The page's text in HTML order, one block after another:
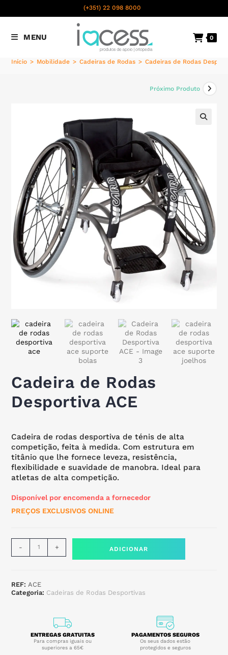
(+351) 22 098 8000
nacional
MENU 0
Início > Mobilidade > Cadeiras de Rodas > Cadeiras de Rodas
Próximo Produto
Cadeira de Rodas
Desportiva ACE
Cadeira de rodas desportiva de ténis de alta
competição, feita à medida. Com estrutura em
titânio que lhe fornece leveza, resistência,
flexibilidade e suavidade de manobra. Ideal para
atletas de alta competição.
Disponível por encomenda a fornecedor
PREÇOS EXCLUSIVOS ONLINE
- + ADICIONAR
REF: ACE
Categoria: Cadeiras de Rodas Desportivas
ENTREGAS GRATUITAS
Para compras iguais ou
superiores a 65€
PAGAMENTOS SEGUROS
Os seus dados estão
protegidos e seguros